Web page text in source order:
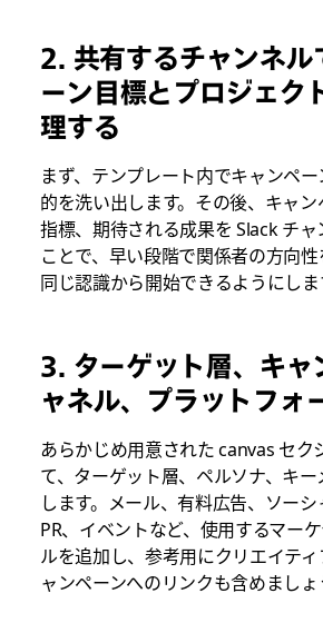
2. 共有するチャンネル
ーン目標とプロジェク
理する
まず、テンプレート内でキャンペ
的を洗い出します。その後、キャ
指標、期待される成果を Slack チ
ことで、早い段階で関係者の方向
同じ認識から開始できるようにしま
3. ターゲット層、キャ
ャネル、プラットフォ
あらかじめ用意された canvas セク
て、ターゲット層、ペルソナ、キ
します。メール、有料広告、ソーシ
PR、イベントなど、使用するマー
ルを追加し、参考用にクリエイテ
ャンペーンへのリンクも含めましょ